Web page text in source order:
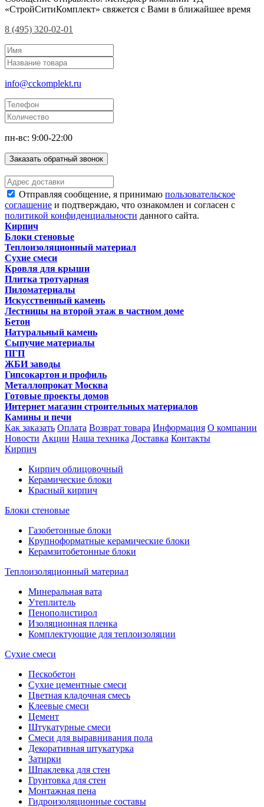
«СтройСитиКомплект» свяжется с Вами в ближайшее время
8 (495) 320-02-01
info@cckomplekt.ru
пн-вс: 9:00-22:00
Заказать обратный звонок
Отправляя сообщение, я принимаю пользовательское
соглашение и подтверждаю, что ознакомлен и согласен с
политикой конфиденциальности данного сайта.
Кирпич
Блоки стеновые
Теплоизоляционный материал
Сухие смеси
Кровля для крыши
Плитка тротуарная
Пиломатериалы
Искусственный камень
Лестницы на второй этаж в частном доме
Бетон
Натуральный камень
Сыпучие материалы
ПГП
ЖБИ заводы
Гипсокартон и профиль
Металлопрокат Москва
Готовые проекты домов
Интернет магазин строительных материалов
Камины и печи
Как заказать Оплата Возврат товара Информация О компании
Новости Акции Наша техника Доставка Контакты
Кирпич
Кирпич облицовочный
Керамические блоки
Красный кирпич
Блоки стеновые
Газобетонные блоки
Крупноформатные керамические блоки
Керамзитобетонные блоки
Теплоизоляционный материал
Минеральная вата
Утеплитель
Пенополистирол
Изоляционная пленка
Комплектующие для теплоизоляции
Сухие смеси
Пескобетон
Сухие цементные смеси
Цветная кладочная смесь
Клеевые смеси
Цемент
Штукатурные смеси
Смеси для выравнивания пола
Декоративная штукатурка
Затирки
Шпаклевка для стен
Грунтовка для стен
Монтажная пена
Гидроизоляционные составы